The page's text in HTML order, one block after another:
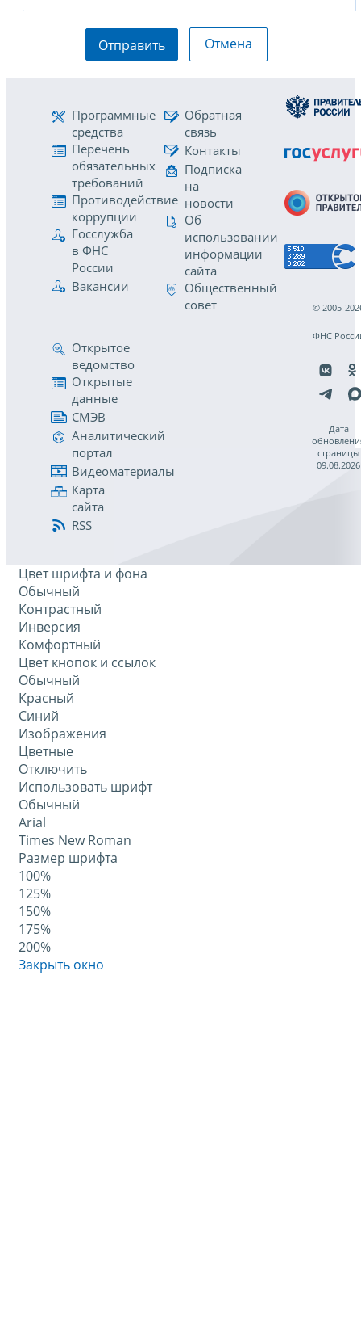
Отправить Отмена
Программные
средства
Перечень
обязательных
требований
Противодействие
коррупции
Госслужба
в ФНС
России
Вакансии
Обратная
связь
Контакты
Подписка
на
новости
Об
использовании
информации
сайта
Общественный
совет
Открытое
ведомство
Открытые
данные
СМЭВ
Аналитический
портал
Видеоматериалы
Карта
сайта
RSS
© 2005-
ФНС
Дата
страницы
09.08.2026
Цвет шрифта и фона
Обычный
Контрастный
Инверсия
Комфортный
Цвет кнопок и ссылок
Обычный
Красный
Синий
Изображения
Цветные
Отключить
Использовать шрифт
Обычный
Arial
Times New Roman
Размер шрифта
100%
125%
150%
175%
200%
Закрыть окно